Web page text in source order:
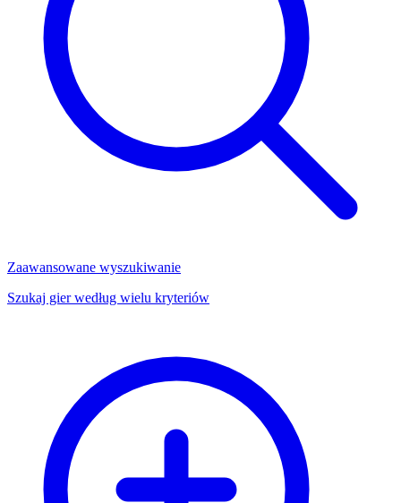
Zaawansowane wyszukiwanie
Szukaj gier według wielu kryteriów